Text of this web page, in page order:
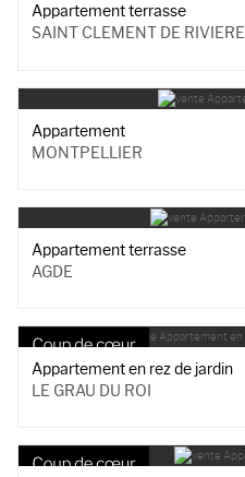
Appartement terrasse
SAINT CLEMENT DE RIVIERE
Appartement
MONTPELLIER
Appartement terrasse
AGDE
Appartement en rez de jardin
LE GRAU DU ROI